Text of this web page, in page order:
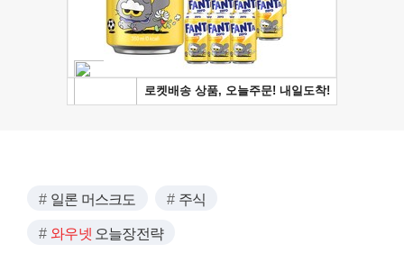
일론 머스크도 주식
와우넷 오늘장전략